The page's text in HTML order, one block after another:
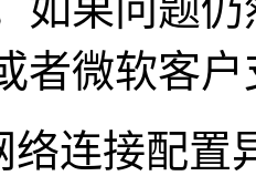
者微软客
络连接配置